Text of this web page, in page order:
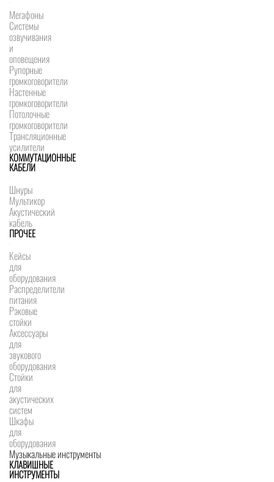
Мегафоны
Системы
озвучивания
и
оповещения
Рупорные
громкоговорители
Настенные
громкоговорители
Потолочные
громкоговорители
Трансляционные
усилители
КОММУТАЦИОННЫЕ
КАБЕЛИ
Шнуры
Мультикор
Акустический
кабель
ПРОЧЕЕ
Кейсы
для
оборудования
Распределители
питания
Рэковые
стойки
Аксессуары
для
звукового
оборудования
Стойки
для
акустических
систем
Шкафы
для
оборудования
Музыкальные инструменты
КЛАВИШНЫЕ
ИНСТРУМЕНТЫ